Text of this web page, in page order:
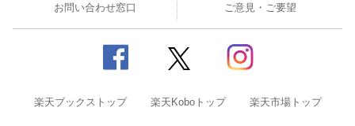
お問い合わせ窓口 ご意見・ご要望
楽天ブックストップ 楽天Koboトップ 楽天市場トップ